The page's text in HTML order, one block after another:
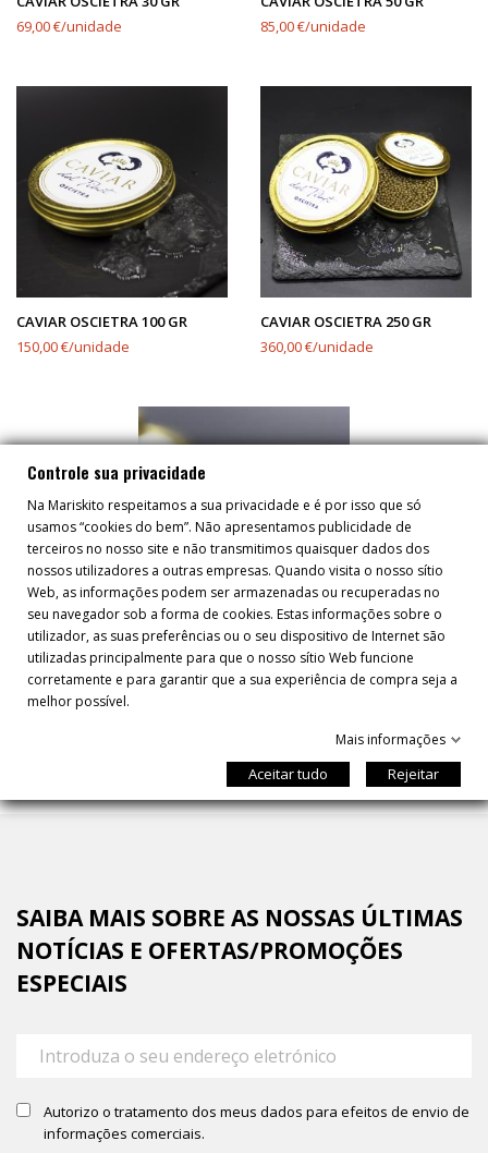
69,00 €/unidade
85,00 €/unidade
CAVIAR OSCIETRA 100 GR
150,00 €/unidade
CAVIAR OSCIETRA 250 GR
360,00 €/unidade
CAVIAR OSCIETRA 500 GR
690,00 €/unidade
SAIBA MAIS SOBRE AS NOSSAS ÚLTIMAS
NOTÍCIAS E OFERTAS/PROMOÇÕES
ESPECIAIS
Autorizo o tratamento dos meus dados para efeitos de envio de
informações comerciais.
Controle sua privacidade
Na Mariskito respeitamos a sua privacidade e é por isso que só
usamos “cookies do bem”. Não apresentamos publicidade de
terceiros no nosso site e não transmitimos quaisquer dados dos
nossos utilizadores a outras empresas. Quando visita o nosso sítio
Web, as informações podem ser armazenadas ou recuperadas no
seu navegador sob a forma de cookies. Estas informações sobre o
utilizador, as suas preferências ou o seu dispositivo de Internet são
utilizadas principalmente para que o nosso sítio Web funcione
corretamente e para garantir que a sua experiência de compra seja a
melhor possível.
Mais informações
Aceitar tudo Rejeitar